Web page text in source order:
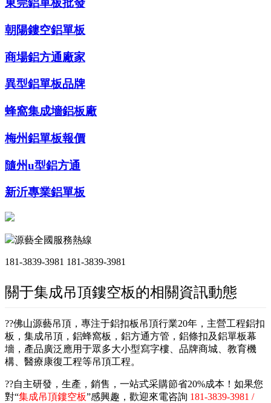
東莞鋁單板批發
朝陽鏤空鋁單板
商場鋁方通廠家
異型鋁單板品牌
蜂窩集成墻鋁板廠
梅州鋁單板報價
隨州u型鋁方通
新沂專業鋁單板
源藝全國服務熱線
181-3839-3981 181-3839-3981
關于集成吊頂鏤空板的相關資訊動態
??佛山源藝吊頂，專注于鋁扣板吊頂行業20年，主營工程鋁扣
板，集成吊頂，鋁蜂窩板，鋁方通方管，鋁條扣及鋁單板幕
墻，產品廣泛應用于眾多大小型寫字樓、品牌商城、教育機
構、醫療康復工程等吊頂工程。
??自主研發，生產，銷售，一站式采購節省20%成本！如果您
對“集成吊頂鏤空板”感興趣，歡迎來電咨詢 181-3839-3981 /